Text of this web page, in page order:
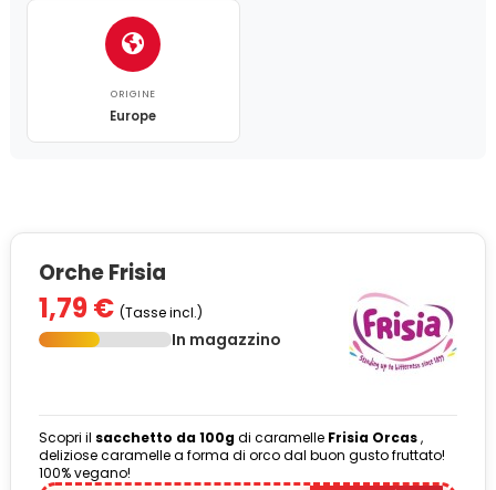
ORIGINE
Europe
Orche Frisia
1,79 € (Tasse incl.)
In magazzino
Scopri il sacchetto da 100gdi caramelle Frisia Orcas,
deliziose caramelle a forma di orco dal buon gusto fruttato!
100% vegano!